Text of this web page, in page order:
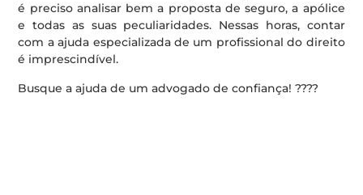
é preciso analisar bem a proposta de seguro, a apólice
e todas as suas peculiaridades. Nessas horas, contar
com a ajuda especializada de um profissional do direito
é imprescindível.
Busque a ajuda de um advogado de confiança! ????